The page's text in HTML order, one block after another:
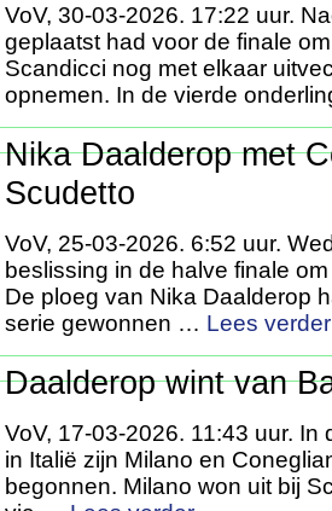
VoV, 30-03-2026. 17:22 uur.
geplaatst had voor de finale
Scandicci nog met elkaar
opnemen. In de vierde
Nika Daalderop met
Scudetto
VoV, 25-03-2026. 6:52 uur.
beslissing in de halve finale
De ploeg van Nika Daalderop
serie gewonnen … Lees
Daalderop wint van
VoV, 17-03-2026. 11:43 uur.
in Italië zijn Milano en
begonnen. Milano won uit bij